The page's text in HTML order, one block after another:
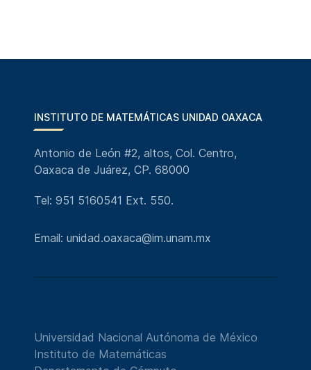
INSTITUTO DE MATEMÁTICAS UNIDAD OAXACA
Antonio de León #2, altos, Col. Centro,
Oaxaca de Juárez, CP. 68000
Tel: 951 5160541 Ext. 550.
Email: unidad.oaxaca@im.unam.mx
Universidad Nacional Autónoma de México
Instituto de Matemáticas